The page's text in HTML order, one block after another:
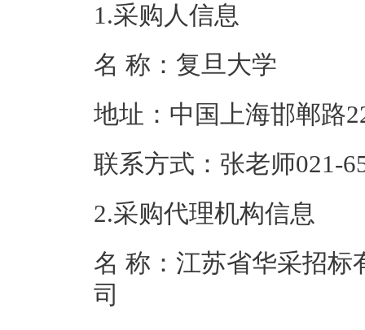
1.采购人信息
名 称：复旦
地址：中国上
联系方式：张老
2.采购代理机构信息
名 称：江苏省华采招标